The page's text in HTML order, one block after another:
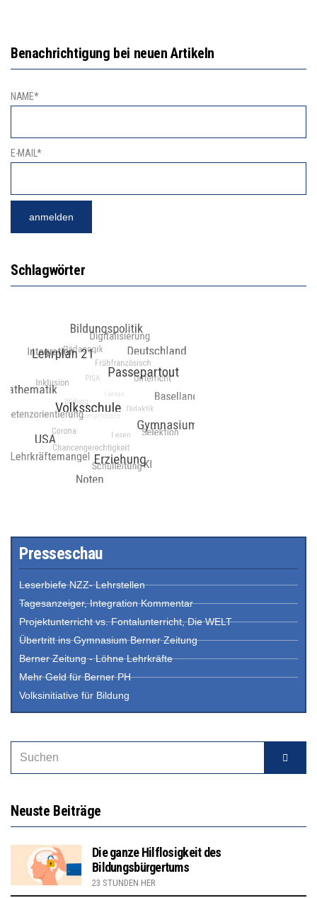
Benachrichtigung bei neuen Artikeln
NAME*
E-MAIL*
Schlagwörter
Presseschau
Leserbiefe NZZ- Lehrstellen
Tagesanzeiger, Integration Kommentar
Projektunterricht vs. Fontalunterricht, Die WELT
Übertritt ins Gymnasium Berner Zeitung
Berner Zeitung - Löhne Lehrkräfte
Mehr Geld für Berner PH
Volksinitiative für Bildung
Neuste Beiträge
Die ganze Hilflosigkeit des
Bildungsbürgertums
23 STUNDEN HER